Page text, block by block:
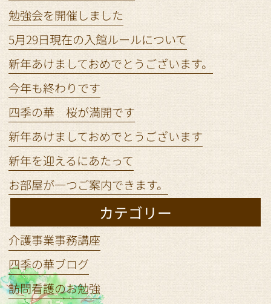
勉強会を開催しました
5月29日現在の入館ルールについて
新年あけましておめでとうございます。
今年も終わりです
四季の華 桜が満開です
新年あけましておめでとうございます
新年を迎えるにあたって
お部屋が一つご案内できます。
カテゴリー
介護事業事務講座
四季の華ブログ
訪問看護のお勉強